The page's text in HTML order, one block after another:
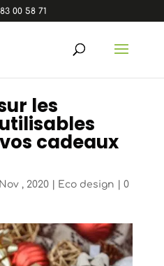
00 58 71
les
cadeaux
, 2020| Eco design
0